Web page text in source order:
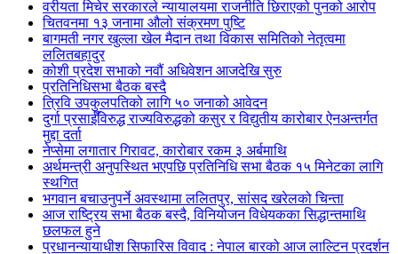
वरीयता मिचेर सरकारले न्यायालयमा राजनीति छिराएको पुनको आरोप
चितवनमा १३ जनामा औलो संक्रमण पुष्टि
बागमती नगर खुल्ला खेल मैदान तथा विकास समितिको नेतृत्वमा
ललितबहादुर
कोशी प्रदेश सभाको नवौं अधिवेशन आजदेखि सुरु
प्रतिनिधिसभा बैठक बस्दै
त्रिवि उपकुलपतिको लागि ५० जनाको आवेदन
दुर्गा प्रसाईँविरुद्ध राज्यविरुद्धको कसुर र विद्युतीय कारोबार ऐनअन्तर्गत
मुद्दा दर्ता
नेप्सेमा लगातार गिरावट, कारोबार रकम ३ अर्बमाथि
अर्थमन्त्री अनुपस्थित भएपछि प्रतिनिधि सभा बैठक १५ मिनेटका लागि
स्थगित
भगवान बचाउनुपर्ने अवस्थामा ललितपुर, सांसद खरेलको चिन्ता
आज राष्ट्रिय सभा बैठक बस्दै, विनियोजन विधेयकका सिद्धान्तमाथि
छलफल हुने
प्रधानन्यायाधीश सिफारिस विवाद : नेपाल बारको आज लाल्टिन प्रदर्शन